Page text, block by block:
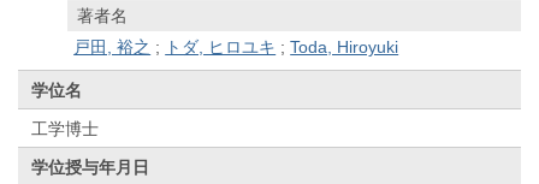
著者名
戸田, 裕之 ; トダ, ヒロユキ ;Toda, Hiroyuki
学位名
工学博士
学位授与年月日